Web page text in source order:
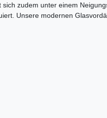
zudem unter einem
Unsere modernen